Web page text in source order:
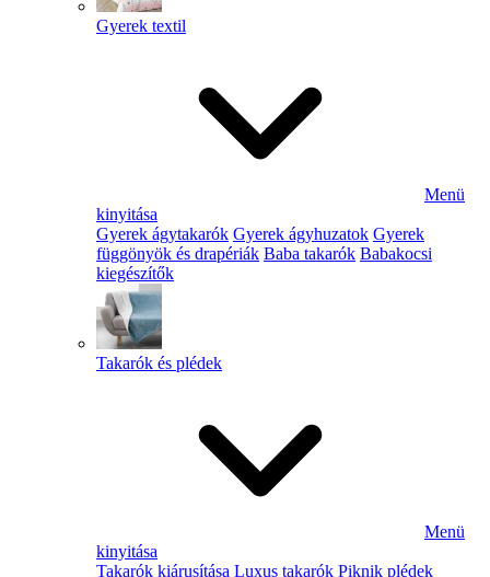
Gyerek textil
Menü
kinyitása
Gyerek ágytakarók Gyerek ágyhuzatok Gyerek
függönyök és drapériák Baba takarók Babakocsi
kiegészítők
Takarók és plédek
Menü
kinyitása
Takarók kiárusítása Luxus takarók Piknik plédek